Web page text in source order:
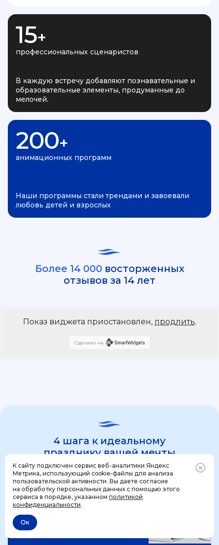
Позвонить+7 (499) 444-31-53
К сайту подключен сервис веб-аналитики Яндекс
Метрика, использующий cookie-файлы для анализа
пользовательской активности. Вы даете согласие
на обработку персональных данных с помощью этого
сервиса в порядке, указанном политикой
конфиденциальности.
Ок
15+
профессиональных сценаристов
В каждую встречу добавляют познавательные и
образовательные элементы, продуманные до
мелочей.
200+
анимационных программ
Наши программы стали трендами и завоевали
любовь детей и взрослых
Более 14 000восторженных
отзывов за 14 лет
Показ виджета приостановлен, продлить.
Сделано на
4 шага к идеальному
празднику вашей мечты
1 шаг